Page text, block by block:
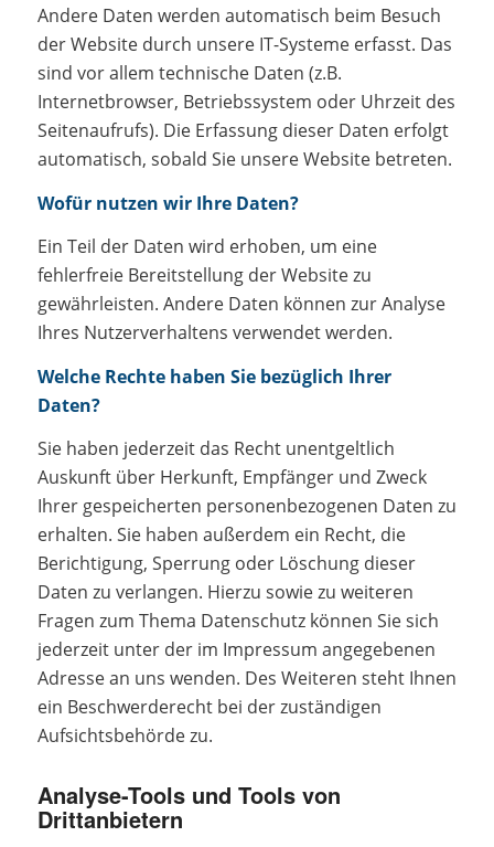
Andere Daten werden automatisch beim Besuch
der Website durch unsere IT-Systeme erfasst. Das
sind vor allem technische Daten (z.B.
Internetbrowser, Betriebssystem oder Uhrzeit des
Seitenaufrufs). Die Erfassung dieser Daten erfolgt
automatisch, sobald Sie unsere Website betreten.
Wofür nutzen wir Ihre Daten?
Ein Teil der Daten wird erhoben, um eine
fehlerfreie Bereitstellung der Website zu
gewährleisten. Andere Daten können zur Analyse
Ihres Nutzerverhaltens verwendet werden.
Welche Rechte haben Sie bezüglich Ihrer
Daten?
Sie haben jederzeit das Recht unentgeltlich
Auskunft über Herkunft, Empfänger und Zweck
Ihrer gespeicherten personenbezogenen Daten zu
erhalten. Sie haben außerdem ein Recht, die
Berichtigung, Sperrung oder Löschung dieser
Daten zu verlangen. Hierzu sowie zu weiteren
Fragen zum Thema Datenschutz können Sie sich
jederzeit unter der im Impressum angegebenen
Adresse an uns wenden. Des Weiteren steht Ihnen
ein Beschwerderecht bei der zuständigen
Aufsichtsbehörde zu.
Analyse-Tools und Tools von
Drittanbietern